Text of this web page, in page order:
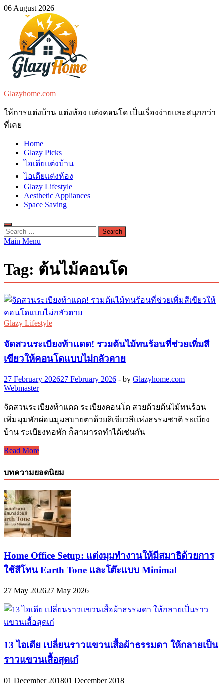
Skip
content
06 August 2026
Glazyhome.com
ให้การแต่งบ้าน แต่งห้อง แต่งคอนโด เป็นเรื่องง่ายและสนุกกว่า
ที่เคย
Home
Glazy Picks
ไอเดียแต่งบ้าน
ไอเดียแต่งห้อง
Glazy Lifestyle
Aesthetic Appliances
Space Saving
Search
for:
Main Menu
Tag: ต้นไม้คอนโด
Glazy Lifestyle
จัดสวนระเบียงท้าแดด! รวมต้นไม้ทนร้อนที่ช่วยเพิ่มสี
เขียวให้คอนโดแบบไม่กลัวตาย
27 February 202627 February 2026 - by Glazyhome.com
Webmaster
จัดสวนระเบียงท้าแดด ระเบียงคอนโด สวยด้วยต้นไม้ทนร้อน
เพิ่มมุมพักผ่อนมุมสบายตาด้วยสีเขียวสีแห่งธรรมชาติ ระเบียง
บ้าน ระเบียงหอพัก ก็สามารถทำได้เช่นกัน
จัด
ระเบียง
ท้า
แดด!
รวม
ต้นไม้
ทน
ร้อน
ที่
ช่วย
เพิ่ม
สี
เขียว
ให้
คอน
โด
แบบ
ไม่
Read More
บทความยอดนิยม
Home Office Setup: แต่งมุมทำงานให้มีสมาธิด้วยการ
ใช้สีโทน Earth Tone และโต๊ะแบบ Minimal
27 May 202627 May 2026
13 ไอเดีย เปลี่ยนราวแขวนเสื้อผ้าธรรมดา ให้กลายเป็น
ราวแขวนเสื้อสุดเก๋
01 December 201801 December 2018